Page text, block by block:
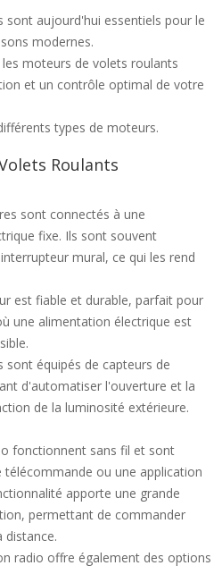
aujourd'hui essentiels pour le
modernes.
moteurs de volets roulants
et un contrôle optimal de votre
types de moteurs.
Roulants
sont connectés à une
fixe. Ils sont souvent
mural, ce qui les rend
est fiable et durable, parfait pour
une alimentation électrique est
sont équipés de capteurs de
d'automatiser l'ouverture et la
de la luminosité extérieure.
fonctionnent sans fil et sont
télécommande ou une application
apporte une grande
permettant de commander
distance.
radio offre également des options